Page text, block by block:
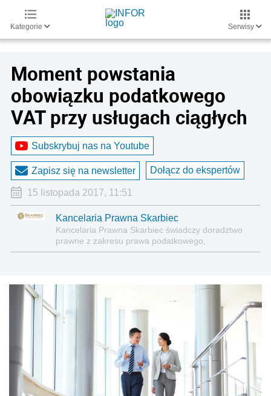
Kategorie Serwisy
Moment powstania
obowiązku podatkowego
VAT przy usługach ciągłych
Subskrybuj nas na Youtube
Zapisz się na newsletter Dołącz do ekspertów
15 listopada 2017, 11:51
Kancelaria Prawna Skarbiec
Kancelaria Prawna Skarbiec świadczy doradztwo
prawne z zakresu prawa podatkowego,
gospodarczego, cywilnego i karnego.